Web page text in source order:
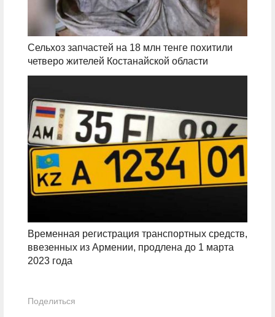
Сельхоз запчастей на 18 млн тенге похитили
четверо жителей Костанайской области
Временная регистрация транспортных средств,
ввезенных из Армении, продлена до 1 марта
2023 года
Поделиться